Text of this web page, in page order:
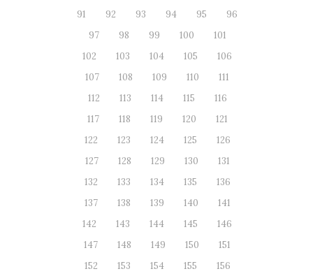
91
92 93 94 95
96
97
98 99 100
101
102
103 104 105
106
107
108 109 110
111
112
113 114 115
116
117
118 119 120
121
122
123 124 125
126
127
128 129 130
131
132
133 134 135
136
137
138 139 140
141
142
143 144 145
146
147
148 149 150
151
152
153 154 155
156